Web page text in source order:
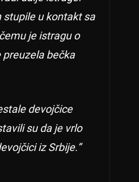
stupile u kontakt sa
je istragu o
bečka
devojčice
su da je vrlo
iz Srbije.”